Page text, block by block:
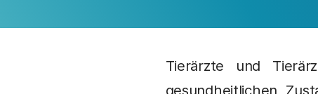
Tierärzte und
gesundheitlichen